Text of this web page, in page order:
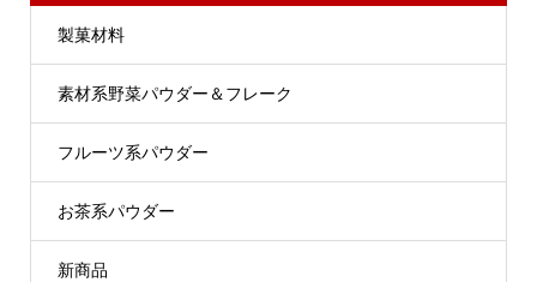
製菓材料
素材系野菜パウダー＆フレーク
フルーツ系パウダー
お茶系パウダー
新商品